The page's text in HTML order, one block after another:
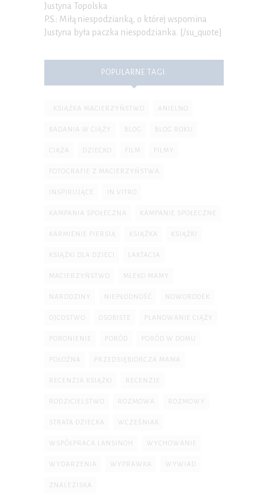
Justyna Topolska
P.S.: Miłą niespodzianką, o której wspomina
Justyna była paczka niespodzianka. [/su_quote]
POPULARNE TAGI:
. KSIĄŻKA MACIERZYŃSTWO ANIELNO
BADANIA W CIĄŻY BLOG BLOG ROKU
CIĄŻA DZIECKO FILM FILMY
FOTOGRAFIE Z MACIERZYŃSTWA
INSPIRUJĄCE IN VITRO
KAMPANIA SPOŁECZNA KAMPANIE SPOŁECZNE
KARMIENIE PIERSIĄ KSIĄŻKA KSIĄŻKI
KSIĄŻKI DLA DZIECI LAKTACJA
MACIERZYŃSTWO MLEKO MAMY
NARODZINY NIEPŁODNOŚĆ NOWORODEK
OJCOSTWO OSOBISTE PLANOWANIE CIĄŻY
PORONIENIE PORÓD PORÓD W DOMU
POŁOŻNA PRZEDSIĘBIORCZA MAMA
RECENZJA KSIĄŻKI RECENZJE
RODZICIELSTWO ROZMOWA ROZMOWY
STRATA DZIECKA WCZEŚNIAK
WSPÓŁPRACA LANSINOH WYCHOWANIE
WYDARZENIA WYPRAWKA WYWIAD
ZNALEZISKA